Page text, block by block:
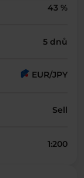
43 %
5 dnů
EUR/JPY
Sell
1:200